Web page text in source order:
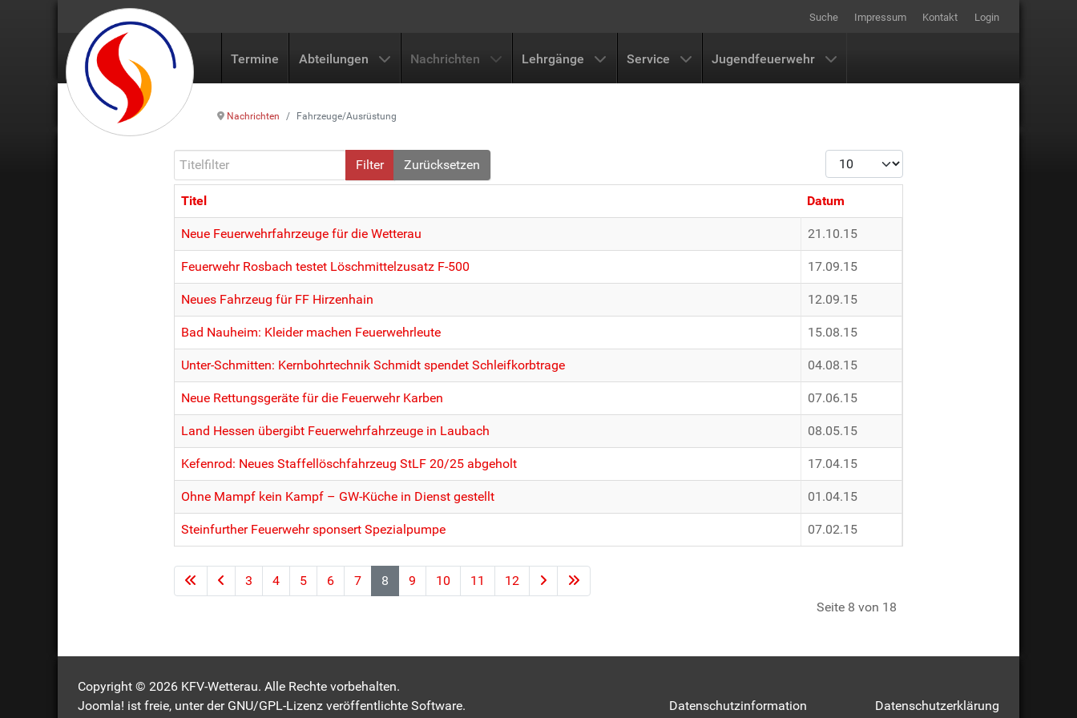
Suche Impressum Kontakt Login
Termine Abteilungen Nachrichten Lehrgänge Service Jugendfeuerwehr
Nachrichten Fahrzeuge/Ausrüstung
Titelfilter Filter Zurücksetzen Anzeige #
Titel Datum
Neue Feuerwehrfahrzeuge für die Wetterau 21.10.15
Feuerwehr Rosbach testet Löschmittelzusatz F-500 17.09.15
Neues Fahrzeug für FF Hirzenhain 12.09.15
Bad Nauheim: Kleider machen Feuerwehrleute 15.08.15
Unter-Schmitten: Kernbohrtechnik Schmidt spendet Schleifkorbtrage 04.08.15
Neue Rettungsgeräte für die Feuerwehr Karben 07.06.15
Land Hessen übergibt Feuerwehrfahrzeuge in Laubach 08.05.15
Kefenrod: Neues Staffellöschfahrzeug StLF 20/25 abgeholt 17.04.15
Ohne Mampf kein Kampf – GW-Küche in Dienst gestellt 01.04.15
Steinfurther Feuerwehr sponsert Spezialpumpe 07.02.15
Seite 8 von 18
3 4 5 6 7 8 9 10 11 12
Copyright © 2026 KFV-Wetterau. Alle Rechte vorbehalten.
Joomla! ist freie, unter der GNU/GPL-Lizenz veröffentlichte Software. Datenschutzinformation Datenschutzerklärung